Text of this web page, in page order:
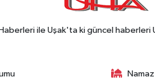
ile Uşak'ta ki güncel